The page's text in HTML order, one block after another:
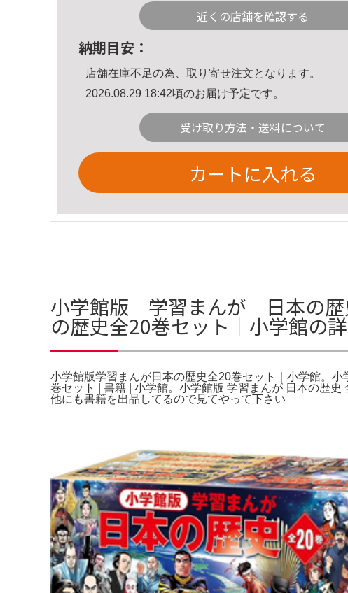
近くの店舗を確認する
納期目安：
店舗在庫不足の為、取り寄せ注文となります。
2026.08.29 18:42頃のお届け予定です。
受け取り方法・送料について
カートに入れる
小学館版 学習まんが 日本の
の歴史全20巻セット｜小学館の
小学館版学習まんが日本の歴史全20巻セット｜小学館。
巻セット | 書籍 | 小学館。小学館版 学習まんが 日本の
他にも書籍を出品してるので見てやって下さい